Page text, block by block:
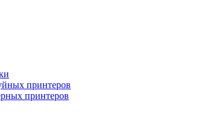
принтеров
принтеров